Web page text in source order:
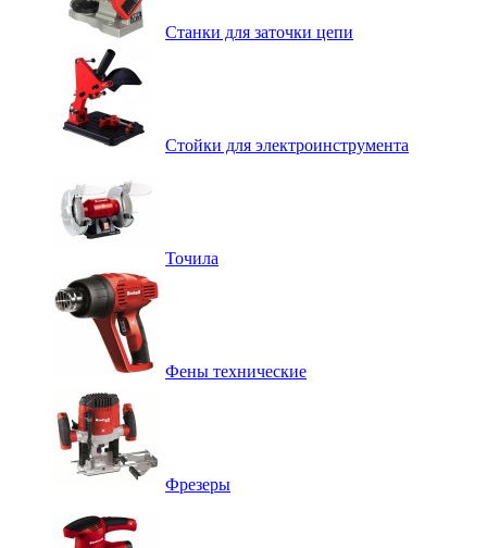
Станки для заточки цепи
Стойки для электроинструмента
Точила
Фены технические
Фрезеры